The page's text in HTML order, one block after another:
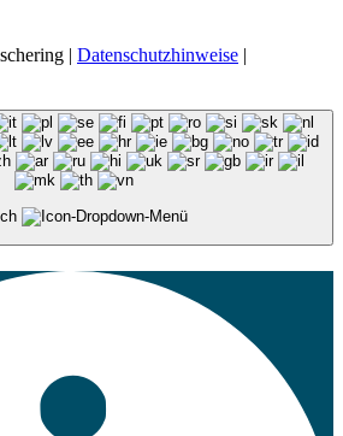
| Datenschutzhinweise |